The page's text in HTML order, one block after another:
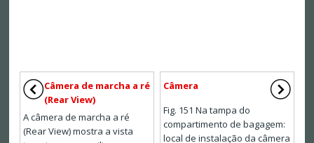
Câmera de marcha a ré
(Rear View)
A câmera de marcha a ré
(Rear View) mostra a vista
Câmera
Fig. 151 Na tampa do
compartimento de bagagem:
local de instalação da câmera